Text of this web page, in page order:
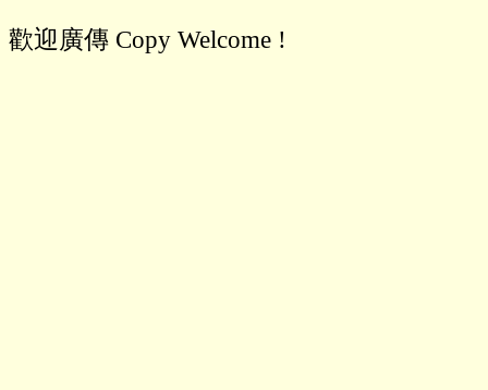
歡迎廣傳 Copy Welcome !